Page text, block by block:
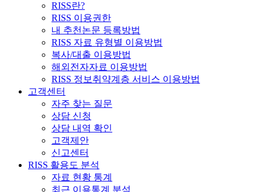
RISS란?
RISS 이용권한
내 추천논문 등록방법
RISS 자료 유형별 이용방법
복사/대출 이용방법
해외전자자료 이용방법
RISS 정보취약계층 서비스 이용방법
고객센터
자주 찾는 질문
상담 신청
상담 내역 확인
고객제안
신고센터
RISS 활용도 분석
자료 현황 통계
최근 이용통계 분석